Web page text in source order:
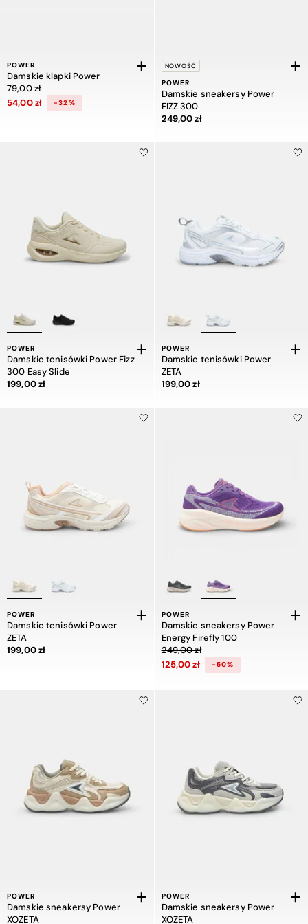
POWER
Damskie klapki Power
Cena obniżona z 79,00 zł do 54,00 zł, zniżka 32 procent
79,00 zł
54,00 zł
-32%
NOWOŚĆ
POWER
Damskie sneakersy Power
FIZZ 300
Cena 249,00 zł
249,00 zł
POWER
Damskie tenisówki Power Fizz
300 Easy Slide
Cena 199,00 zł
199,00 zł
POWER
Damskie tenisówki Power
ZETA
Cena 199,00 zł
199,00 zł
POWER
Damskie tenisówki Power
ZETA
Cena 199,00 zł
199,00 zł
POWER
Damskie sneakersy Power
Energy Firefly 100
Cena obniżona z 249,00 zł do
249,00 zł
125,00 zł
-50%
POWER
Damskie sneakersy Power
XOZETA
POWER
Damskie sneakersy Power
XOZETA